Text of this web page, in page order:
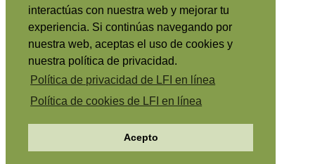
interactúas con nuestra web y mejorar tu
experiencia. Si continúas navegando por
nuestra web, aceptas el uso de cookies y
nuestra política de privacidad.
Política de privacidad de LFI en línea
Política de cookies de LFI en línea
Acepto
Información sobre el portal
Suscribirse|
RSS•
English |
日本語
Português|
Italiano|
Français
Normas de cookies